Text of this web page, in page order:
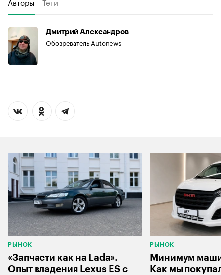
Дмитрий Александров
Обозреватель Autonews
РЫНОК
«Запчасти как на Lada».
Опыт владения Lexus ES с
РЫНОК
Минимум
Как мы